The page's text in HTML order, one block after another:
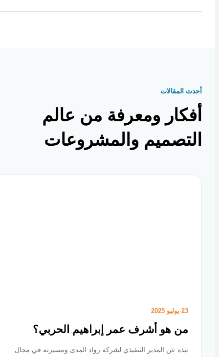
المقالات
ومعرفة من عالم
والمشروعات
من هو أشرف عمر إبراهيم الحربي؟
نبذة عن المدير التنفيذي لشركة رواد المدى ومسيرته في مجال